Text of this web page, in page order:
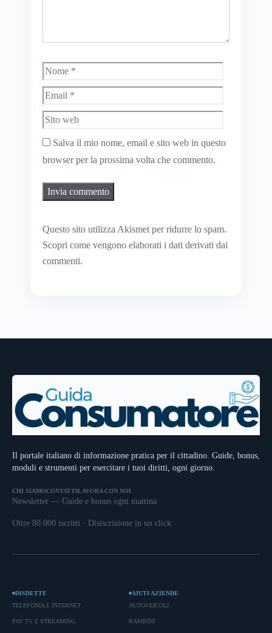
Nome
web
Salva il mio nome, email e sito web in questo
browser per la prossima volta che commento.
Questo sito utilizza Akismet per ridurre lo spam.
Scopri come vengono elaborati i dati derivati dai
commenti.
Il portale italiano di informazione pratica per il cittadino. Guide, bonus,
moduli e strumenti per esercitare i tuoi diritti, ogni giorno.
CHI SIAMOCONTATTILAVORA CON NOI
Newsletter — Guide e bonus ogni mattina
Oltre 80.000 iscritti · Disiscrizione in un click
DISDETTE
TELEFONIA E INTERNET
PAY TV E STREAMING
AIUTI AZIENDE
AUTOVEICOLI
BAMBINI